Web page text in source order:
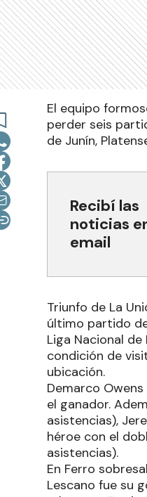
El equipo
perder seis
de Junín,
Recibí las
noticias
email
Triunfo de La
último partido
Liga Nacional
condición de
ubicación.
Demarco
el ganador.
asistencias),
héroe con el
asistencias).
En Ferro
Lescano fue su